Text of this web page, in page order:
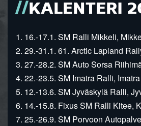
KALENTERI
1. 16.-17.1. SM Ralli Mikkeli,
2. 29.-31.1. 61. Arctic Lapland
3. 27.-28.2. SM Auto Sorsa
4. 22.-23.5. SM Imatra Ralli, Imatra
5. 12.-13.6. SM Jyväskylä Ralli,
6. 14.-15.8. Fixus SM Ralli Kitee,
7. 25.-26.9. SM Porvoon